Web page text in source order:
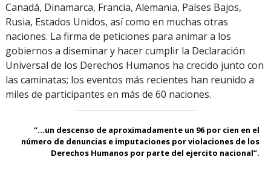
Canadá, Dinamarca, Francia, Alemania, Países Bajos,
Rusia, Estados Unidos, así como en muchas otras
naciones. La firma de peticiones para animar a los
gobiernos a diseminar y hacer cumplir la Declaración
Universal de los Derechos Humanos ha crecido junto con
las caminatas; los eventos más recientes han reunido a
miles de participantes en más de 60 naciones.
“...un descenso de aproximadamente un 96 por cien en el
número de denuncias e imputaciones por violaciones de los
Derechos Humanos por parte del ejercito nacional”.